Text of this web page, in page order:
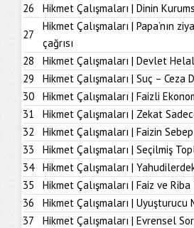
26
Hikmet Çalışmaları | Dinin
27
Hikmet Çalışmaları | Papa’nın
çağrısı
28
Hikmet Çalışmaları | Devlet
29
Hikmet Çalışmaları | Suç – Ceza
30
Hikmet Çalışmaları | Faizli
31
Hikmet Çalışmaları | Zekat
32
Hikmet Çalışmaları | Faizin
33
Hikmet Çalışmaları | Seçilmiş
34
Hikmet Çalışmaları |
35
Hikmet Çalışmaları | Faiz ve Riba
36
Hikmet Çalışmaları | Uyuşturucu
37
Hikmet Çalışmaları | Evrensel